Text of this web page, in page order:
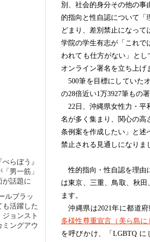
別、社会的身分その他の事
的指向と性自認について「
どまり、差別禁止になっ
学院の学生有志が「これで
われても仕方がない」とし
オンライン署名を立ち上げ
500筆を目標にしていた
の28倍近い1万3927筆もの
22日、沖縄県女性力・平
名が多く集まり、関心の高
条例案を作成したい」と述
禁止される見通しになりま
性的指向・性自認を理由
は東京、三重、鳥取、秋
ます。
沖縄県は2021年に都道府
多様性尊重宣言（美ら島に
を呼びかけ、「LGBTQ
らぼう』
男一筋」
が話題に
ルブラッ
も活躍した
ジョンスト
ミングアウ